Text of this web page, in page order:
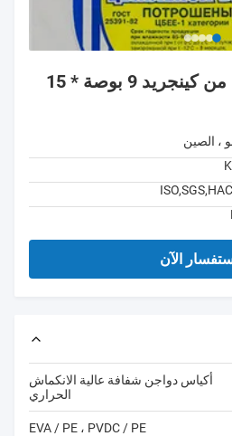
أكياس طعام شفافة من كينجريد 9 بوصة * 15
، الصين
الآن
أكياس دواجن شفافة عالية الانكماش
الحراري
EVA / PE ، PVDC / PE